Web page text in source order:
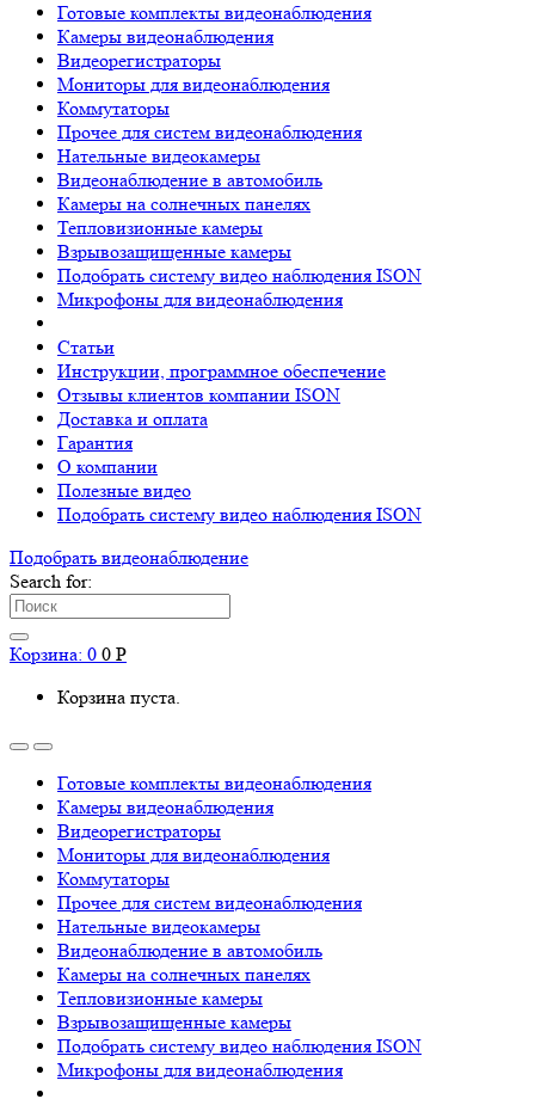
Готовые комплекты видеонаблюдения
Камеры видеонаблюдения
Видеорегистраторы
Мониторы для видеонаблюдения
Коммутаторы
Прочее для систем видеонаблюдения
Нательные видеокамеры
Видеонаблюдение в автомобиль
Камеры на солнечных панелях
Тепловизионные камеры
Взрывозащищенные камеры
Подобрать систему видео наблюдения ISON
Микрофоны для видеонаблюдения
Статьи
Инструкции, программное обеспечение
Отзывы клиентов компании ISON
Доставка и оплата
Гарантия
О компании
Полезные видео
Подобрать систему видео наблюдения ISON
Подобрать видеонаблюдениe
Search for:
Корзина: 0 0 Р
Корзина пуста.
Готовые комплекты видеонаблюдения
Камеры видеонаблюдения
Видеорегистраторы
Мониторы для видеонаблюдения
Коммутаторы
Прочее для систем видеонаблюдения
Нательные видеокамеры
Видеонаблюдение в автомобиль
Камеры на солнечных панелях
Тепловизионные камеры
Взрывозащищенные камеры
Подобрать систему видео наблюдения ISON
Микрофоны для видеонаблюдения